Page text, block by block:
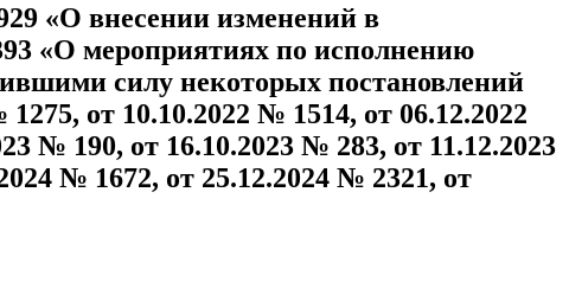
«О внесении изменений в
«О мероприятиях по исполнению
силу некоторых постановлений
от 10.10.2022 № 1514, от 06.12.2022
№ 190, от 16.10.2023 № 283, от 11.12.2023
№ 1672, от 25.12.2024 № 2321, от